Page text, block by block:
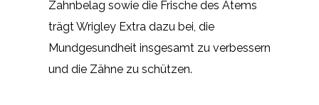
Zahnbelag sowie die Frische des Atems
trägt Wrigley Extra dazu bei, die
Mundgesundheit insgesamt zu verbessern
und die Zähne zu schützen.